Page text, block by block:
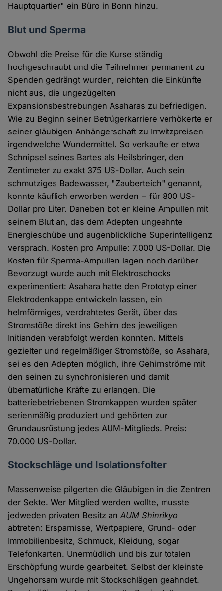
Hauptquartier" ein Büro in Bonn hinzu.
Blut und Sperma
Obwohl die Preise für die Kurse ständig
hochgeschraubt und die Teilnehmer permanent zu
Spenden gedrängt wurden, reichten die Einkünfte
nicht aus, die ungezügelten
Expansionsbestrebungen Asaharas zu befriedigen.
Wie zu Beginn seiner Betrügerkarriere verhökerte er
seiner gläubigen Anhängerschaft zu Irrwitzpreisen
irgendwelche Wundermittel. So verkaufte er etwa
Schnipsel seines Bartes als Heilsbringer, den
Zentimeter zu exakt 375 US-Dollar. Auch sein
schmutziges Badewasser, "Zauberteich" genannt,
konnte käuflich erworben werden − für 800 US-
Dollar pro Liter. Daneben bot er kleine Ampullen mit
seinem Blut an, das dem Adepten ungeahnte
Energieschübe und augenblickliche Superintelligenz
versprach. Kosten pro Ampulle: 7.000 US-Dollar. Die
Kosten für Sperma-Ampullen lagen noch darüber.
Bevorzugt wurde auch mit Elektroschocks
experimentiert: Asahara hatte den Prototyp einer
Elektrodenkappe entwickeln lassen, ein
helmförmiges, verdrahtetes Gerät, über das
Stromstöße direkt ins Gehirn des jeweiligen
Initianden verabfolgt werden konnten. Mittels
gezielter und regelmäßiger Stromstöße, so Asahara,
sei es den Adepten möglich, ihre Gehirnströme mit
den seinen zu synchronisieren und damit
übernatürliche Kräfte zu erlangen. Die
batteriebetriebenen Stromkappen wurden später
serienmäßig produziert und gehörten zur
Grundausrüstung jedes AUM-Mitglieds. Preis:
70.000 US-Dollar.
Stockschläge und Isolationsfolter
Massenweise pilgerten die Gläubigen in die Zentren
der Sekte. Wer Mitglied werden wollte, musste
jedweden privaten Besitz anAUM Shinrikyo
abtreten: Ersparnisse, Wertpapiere, Grund- oder
Immobilienbesitz, Schmuck, Kleidung, sogar
Telefonkarten. Unermüdlich und bis zur totalen
Erschöpfung wurde gearbeitet. Selbst der kleinste
Ungehorsam wurde mit Stockschlägen geahndet.